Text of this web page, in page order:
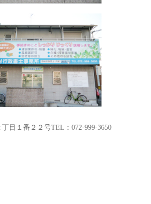
目１番２２号TEL：072-999-3650